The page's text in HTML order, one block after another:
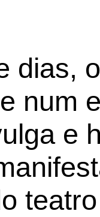
dias,
num
e